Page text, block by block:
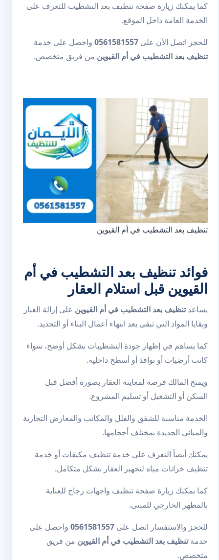
كما يمكنك زيارة صفحة تنظيف بعد التشطيب للتعرف على
الخدمة العامة داخل الموقع.
للحجز اتصل الآن على 0561581557 واحصل على خدمة
تنظيف بعد التشطيب في أم القيوين من فريق متخصص.
تنظيف بعد التشطيب في أم القيوين
فوائد تنظيف بعد التشطيب في أم
القيوين قبل استلام العقار
يساعدتنظيف بعد التشطيب في أم القيوين على إزالة الغبار
وبقايا المواد التي تبقى بعد انتهاء أعمال البناء أو التجديد.
كما يساهم في إظهار جودة التشطيبات بشكل أوضح، سواء
كانت أرضيات أو نوافذ أو أسطح داخلية.
ويمنح المالك فرصة لمعاينة العقار بصورة أفضل قبل
السكن أو التشغيل أو تسليم المشروع.
الخدمة مناسبة للشقق والفلل والمكاتب والمعارض التجارية
والمباني الجديدة بمختلف أحجامها.
يمكنك أيضاً التعرف على خدمة تنظيف مكيفات أو خدمة
تنظيف خزانات مياه لتجهيز العقار بشكل متكامل.
كما يمكنك زيارة صفحة تنظيف واجهات زجاج للعناية
بالمظهر الخارجي للمبنى.
للحجز والاستفسار اتصل على 0561581557 واحصل على
خدمةتنظيف بعد التشطيب في أم القيوين من فريق
متخصص.